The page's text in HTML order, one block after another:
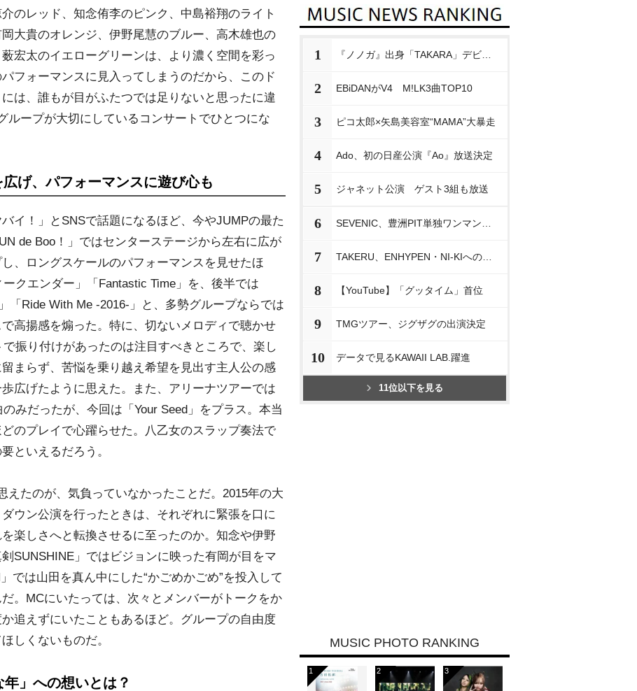
のレッド、知念侑李のピンク、中島裕翔のライト
大貴のオレンジ、伊野尾慧のブルー、高木雄也の
宏太のイエローグリーンは、より濃く空間を彩っ
フォーマンスに見入ってしまうのだから、このド
は、誰もが目がふたつでは足りないと思ったに違
ループが大切にしているコンサートでひとつにな
げ、パフォーマンスに遊び心も
イ！」とSNSで話題になるほど、今やJUMPの最た
de Boo！」ではセンターステージから左右に広が
、ロングスケールのパフォーマンスを見せたほ
クエンダー」「Fantastic Time」を、後半では
「Ride With Me -2016-」と、多勢グループならでは
高揚感を煽った。特に、切ないメロディで聴かせ
振り付けがあったのは注目すべきところで、楽し
まらず、苦悩を乗り越え希望を見出す主人公の感
広げたように思えた。また、アリーナツアーでは
みだったが、今回は「Your Seed」をプラス。本当
のプレイで心躍らせた。八乙女のスラップ奏法で
といえるだろう。
たのが、気負っていなかったことだ。2015年の大
ウン公演を行ったときは、それぞれに緊張を口に
楽しさへと転換させるに至ったのか。知念や伊野
SUNSHINE」ではビジョンに映った有岡が目をマ
では山田を真ん中にした“かごめかごめ”を投入して
。MCにいたっては、次々とメンバーがトークをか
追えずにいたこともあるほど。グループの自由度
しくないものだ。
」への想いとは？
1
2 EBiDANがV4 M!LK3曲TOP10
3 ピコ太郎×矢島美容室“MAMA”大暴走
4 Ado、初の日産公演『Ao』放送決定
5 ジャネット公演 ゲスト3組も放送
6
7
8 【YouTube】「グッタイム」首位
9 TMGツアー、ジグザグの出演決定
10 データで見るKAWAII LAB.躍進
11位以下を見る
MUSIC PHOTO RANKING